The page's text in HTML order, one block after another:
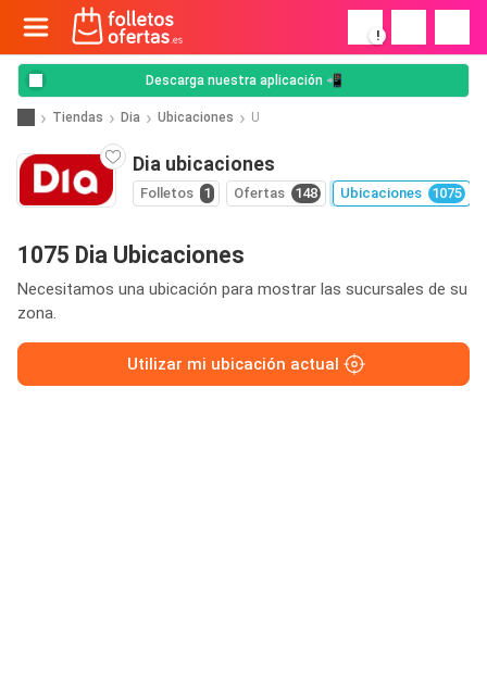
!
Descarga nuestra aplicación 📲
Tiendas Dia Ubicaciones U
Dia ubicaciones
Folletos 1 Ofertas 148 Ubicaciones 1075
1075 Dia Ubicaciones
Necesitamos una ubicación para mostrar las sucursales de su
zona.
Utilizar mi ubicación actual